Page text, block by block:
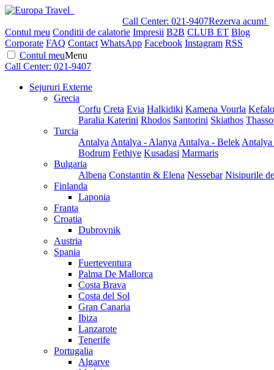
Call Center: 021-9407Rezerva acum!
Contul meu Conditii de calatorie Impresii B2B CLUB ET Blog
Corporate FAQ Contact WhatsApp Facebook Instagram RSS
Contul meuMenu
Call Center: 021-9407
Sejururi Externe
Grecia
Corfu Creta Evia Halkidiki Kamena Vourla
Paralia Katerini Rhodos Santorini Skiathos
Turcia
Antalya Antalya - Alanya Antalya - Belek
Bodrum Fethiye Kusadasi Marmaris
Bulgaria
Albena Constantin & Elena Nessebar Nisipurile
Finlanda
Laponia
Franta
Croatia
Dubrovnik
Austria
Spania
Fuerteventura
Palma De Mallorca
Costa Brava
Costa del Sol
Gran Canaria
Ibiza
Lanzarote
Tenerife
Portugalia
Algarve